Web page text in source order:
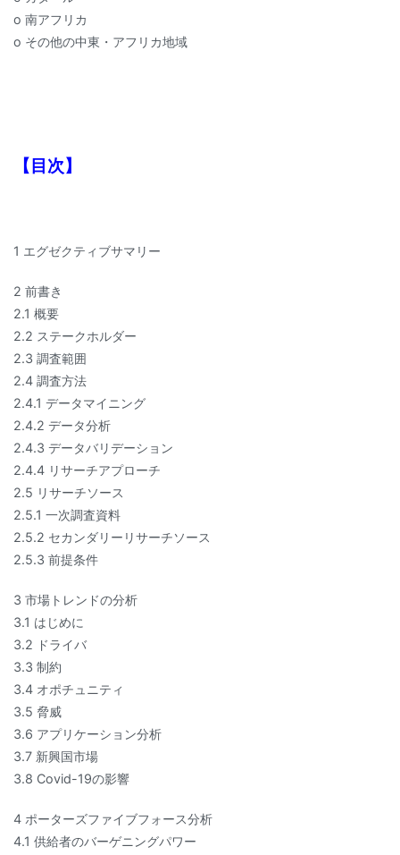
o 南アフリカ
o その他の中東・アフリカ地域
【目次】
1 エグゼクティブサマリー
2 前書き
2.1 概要
2.2 ステークホルダー
2.3 調査範囲
2.4 調査方法
2.4.1 データマイニング
2.4.2 データ分析
2.4.3 データバリデーション
2.4.4 リサーチアプローチ
2.5 リサーチソース
2.5.1 一次調査資料
2.5.2 セカンダリーリサーチソース
2.5.3 前提条件
3 市場トレンドの分析
3.1 はじめに
3.2 ドライバ
3.3 制約
3.4 オポチュニティ
3.5 脅威
3.6 アプリケーション分析
3.7 新興国市場
3.8 Covid-19の影響
4 ポーターズファイブフォース分析
4.1 供給者のバーゲニングパワー